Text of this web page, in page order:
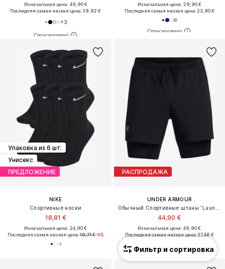
Изначальная цена: 49,90 €
Последняя самая низкая цена:39,92 €
+3
Изначальная цена: 29,90 €
Последняя самая низкая цена:23,90 €
Упаковка из 6 шт.
Унисекс
ПРЕДЛОЖЕНИЕ
NIKE
Спортивные носки
18,81 €
Изначальная цена: 24,90 €
Последняя самая низкая цена:19,71 €-4%
РАСПРОДАЖА
UNDER ARMOUR
44,90 €
Изначальная цена: 49,90 €
Последняя самая низкая цена:37,46 €
Фильтр и сортировка